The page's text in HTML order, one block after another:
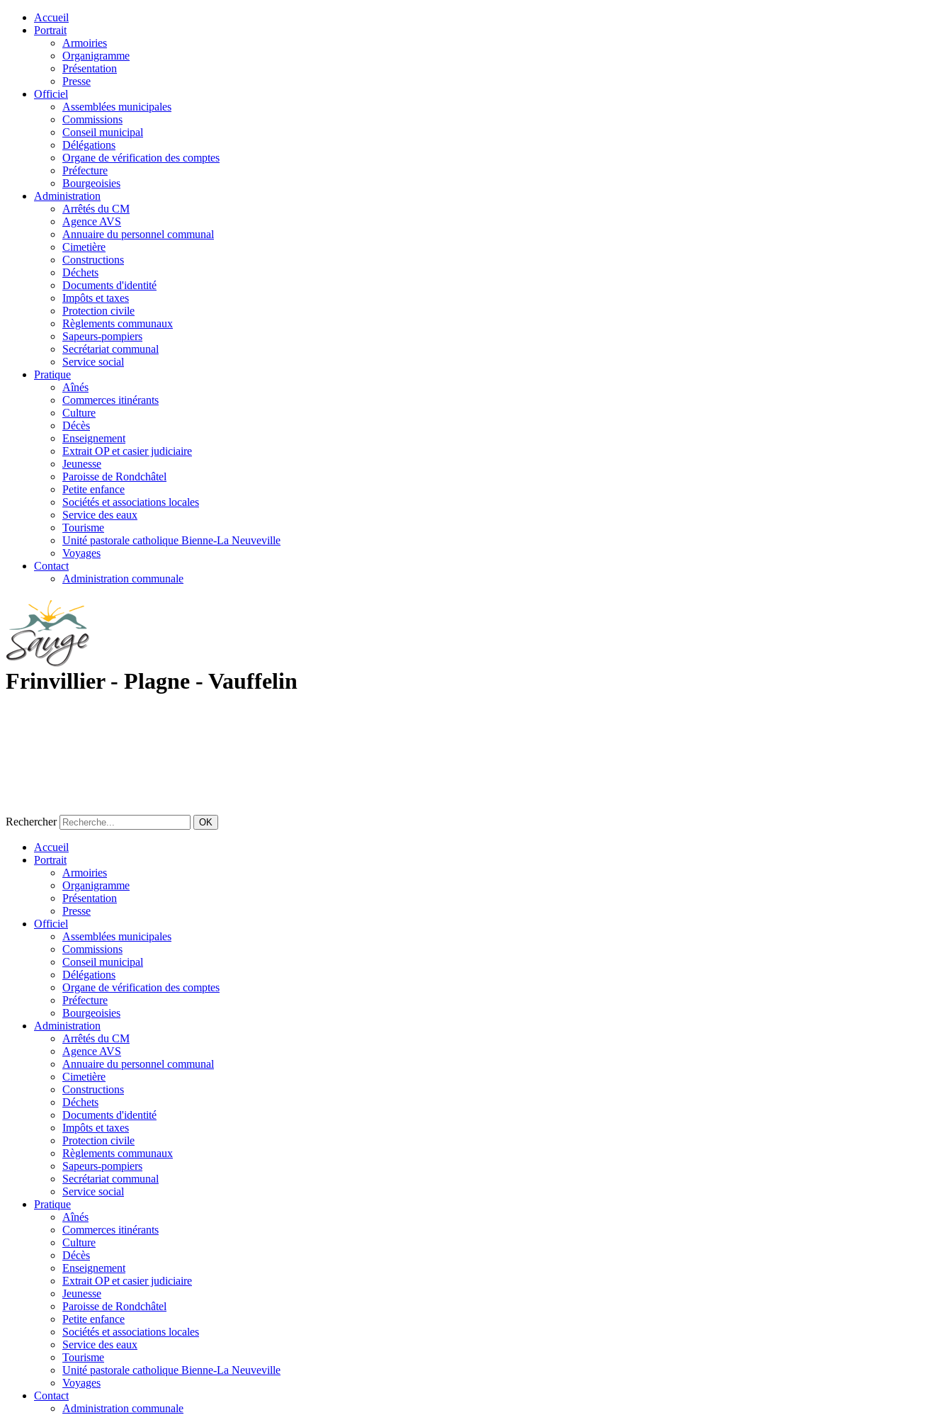
Accueil
Portrait
Armoiries
Organigramme
Présentation
Presse
Officiel
Assemblées municipales
Commissions
Conseil municipal
Délégations
Organe de vérification des comptes
Préfecture
Bourgeoisies
Administration
Arrêtés du CM
Agence AVS
Annuaire du personnel communal
Cimetière
Constructions
Déchets
Documents d'identité
Impôts et taxes
Protection civile
Règlements communaux
Sapeurs-pompiers
Secrétariat communal
Service social
Pratique
Aînés
Commerces itinérants
Culture
Décès
Enseignement
Extrait OP et casier judiciaire
Jeunesse
Paroisse de Rondchâtel
Petite enfance
Sociétés et associations locales
Service des eaux
Tourisme
Unité pastorale catholique Bienne-La Neuveville
Voyages
Contact
Administration communale
Frinvillier - Plagne - Vauffelin
Rechercher OK
Accueil
Portrait
Armoiries
Organigramme
Présentation
Presse
Officiel
Assemblées municipales
Commissions
Conseil municipal
Délégations
Organe de vérification des comptes
Préfecture
Bourgeoisies
Administration
Arrêtés du CM
Agence AVS
Annuaire du personnel communal
Cimetière
Constructions
Déchets
Documents d'identité
Impôts et taxes
Protection civile
Règlements communaux
Sapeurs-pompiers
Secrétariat communal
Service social
Pratique
Aînés
Commerces itinérants
Culture
Décès
Enseignement
Extrait OP et casier judiciaire
Jeunesse
Paroisse de Rondchâtel
Petite enfance
Sociétés et associations locales
Service des eaux
Tourisme
Unité pastorale catholique Bienne-La Neuveville
Voyages
Contact
Administration communale